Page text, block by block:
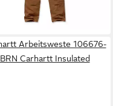
Arbeitsweste 106676-
BRN Carhartt Insulated